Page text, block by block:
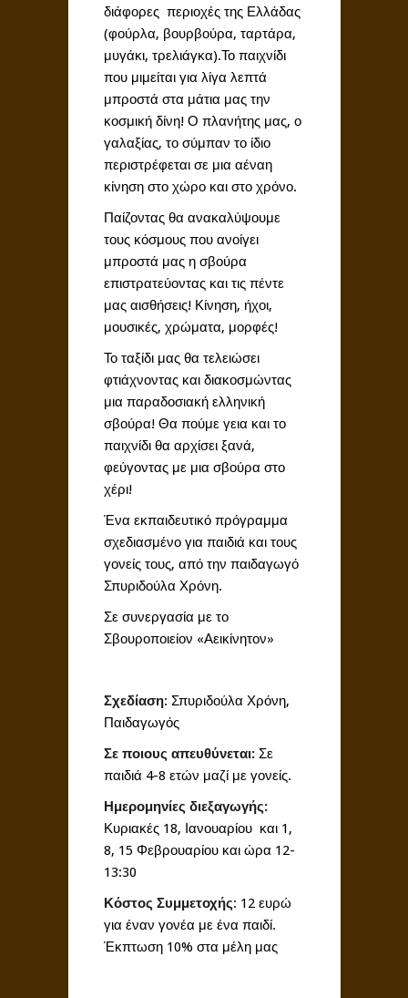
διάφορες περιοχές της Ελλάδας
(φούρλα, βουρβούρα, ταρτάρα,
μυγάκι, τρελιάγκα).Το παιχνίδι
που μιμείται για λίγα λεπτά
μπροστά στα μάτια μας την
κοσμική δίνη! Ο πλανήτης μας, ο
γαλαξίας, το σύμπαν το ίδιο
περιστρέφεται σε μια αέναη
κίνηση στο χώρο και στο χρόνο.
Παίζοντας θα ανακαλύψουμε
τους κόσμους που ανοίγει
μπροστά μας η σβούρα
επιστρατεύοντας και τις πέντε
μας αισθήσεις! Κίνηση, ήχοι,
μουσικές, χρώματα, μορφές!
Το ταξίδι μας θα τελειώσει
φτιάχνοντας και διακοσμώντας
μια παραδοσιακή ελληνική
σβούρα! Θα πούμε γεια και το
παιχνίδι θα αρχίσει ξανά,
φεύγοντας με μια σβούρα στο
χέρι!
Ένα εκπαιδευτικό πρόγραμμα
σχεδιασμένο για παιδιά και τους
γονείς τους, από την παιδαγωγό
Σπυριδούλα Χρόνη.
Σε συνεργασία με το
Σβουροποιείον «Αεικίνητον»
Σχεδίαση: Σπυριδούλα Χρόνη,
Παιδαγωγός
Σε ποιους απευθύνεται:Σε
παιδιά 4-8 ετών μαζί με γονείς.
Ημερομηνίες διεξαγωγής:
Κυριακές 18, Ιανουαρίου και 1,
8, 15 Φεβρουαρίου και ώρα 12-
13:30
Κόστος Συμμετοχής: 12 ευρώ
για έναν γονέα με ένα παιδί.
Έκπτωση 10% στα μέλη μας